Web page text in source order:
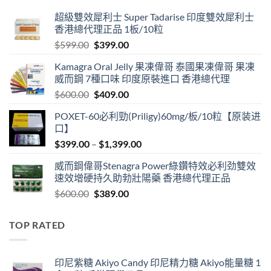
超級雙效犀利士 Super Tadarise 印度雙效犀利士
香港總代理正品 1板/10粒
$599.00 Original
was:
$599.00.
$399.00Current
is:
$399.00.
Kamagra Oral Jelly 果凍偉哥 泰國果凍偉哥 果凍
威而鋼 7種口味 印度原裝進口 香港總代理
$600.00 Original
was:
$409.00Current
is:
POXET-60必利勁(Priligy)60mg/板/10粒【原装进
口】
$399.00 – $1,399.00Price
$399.00
through
威而鋼偉哥Stenagra Power綠鑽特效必利劲雙效
速效增硬持久助勃壯陽藥 香港總代理正品
$600.00 Original
$389.00Current
TOP RATED
印尼紫糖 Akiyo Candy 印尼精力糖 Akiyo能量糖 1